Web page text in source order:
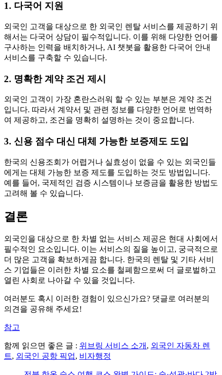
1. 다국어 지원
외국인 고객을 대상으로 한 외국인 렌탈 서비스를 제공하기 위
해서는 다국어 상담이 필수적입니다. 이를 위해 다양한 언어를
구사하는 인력을 배치하거나, AI 챗봇을 활용한 다국어 안내
서비스를 구축할 수 있습니다.
2. 명확한 계약 조건 제시
외국인 고객이 가장 혼란스러워 할 수 있는 부분은 계약 조건
입니다. 따라서 계약서 및 관련 정보를 다양한 언어로 번역하
여 제공하고, 조건을 명확히 설명하는 것이 중요합니다.
3. 신용 점수 대신 대체 가능한 보증제도 도입
한국의 신용조회가 어렵거나 실효성이 없을 수 있는 외국인들
에게는 대체 가능한 보증 제도를 도입하는 것도 방법입니다.
예를 들어, 국제적인 검증 시스템이나 보증금을 활용한 방법도
고려해 볼 수 있습니다.
결론
외국인을 대상으로 한 차별 없는 서비스 제공은 현대 사회에서
필수적인 요소입니다. 이는 서비스의 질을 높이고, 궁극적으로
더 많은 고객을 확보하게끔 합니다. 한국의 렌탈 및 기타 서비
스 기업들은 이러한 차별 요소를 철폐함으로써 더 글로벌하고
열린 사회로 나아갈 수 있을 것입니다.
여러분도 혹시 이러한 경험이 있으신가요? 댓글로 여러분의
의견을 공유해 주세요!
참고
함께 읽으면 좋은 글 : 위브링 서비스 소개 , 외국인 자동차 렌
트, 외국인 공항 픽업, 비자행정